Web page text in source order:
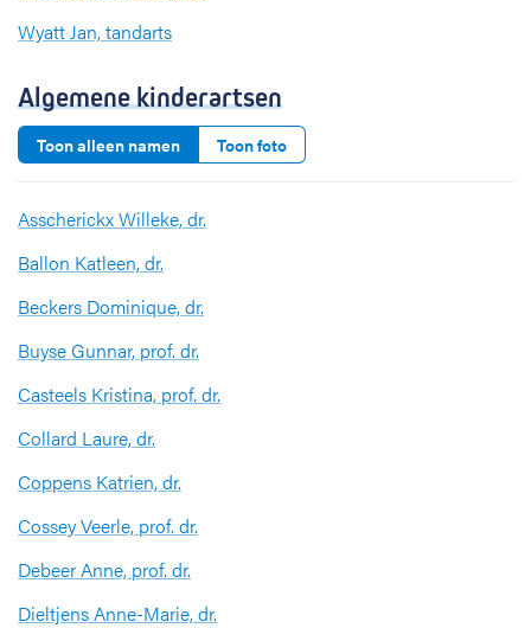
Wyatt Jan, tandarts
Algemene kinderartsen
Toon alleen namen Toon foto
Asscherickx Willeke, dr.
Ballon Katleen, dr.
Beckers Dominique, dr.
Buyse Gunnar, prof. dr.
Casteels Kristina, prof. dr.
Collard Laure, dr.
Coppens Katrien, dr.
Cossey Veerle, prof. dr.
Debeer Anne, prof. dr.
Dieltjens Anne-Marie, dr.